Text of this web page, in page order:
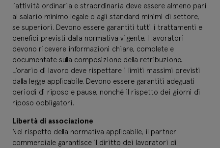
l’attività ordinaria e straordinaria deve essere almeno pari
al salario minimo legale o agli standard minimi di settore,
se superiori. Devono essere garantiti tutti i trattamenti e
benefici previsti dalla normativa vigente. I lavoratori
devono ricevere informazioni chiare, complete e
documentate sulla composizione della retribuzione.
L’orario di lavoro deve rispettare i limiti massimi previsti
dalla legge applicabile. Devono essere garantiti adeguati
periodi di riposo e pause, nonché il rispetto dei giorni di
riposo obbligatori.
Libertà di associazione
Nel rispetto della normativa applicabile, il partner
commerciale garantisce il diritto dei lavoratori di